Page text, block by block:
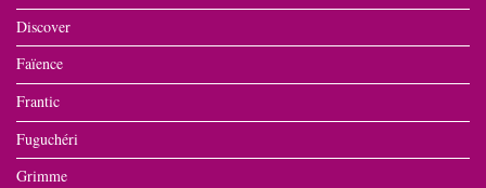
Discover
Faïence
Frantic
Fuguchéri
Grimme